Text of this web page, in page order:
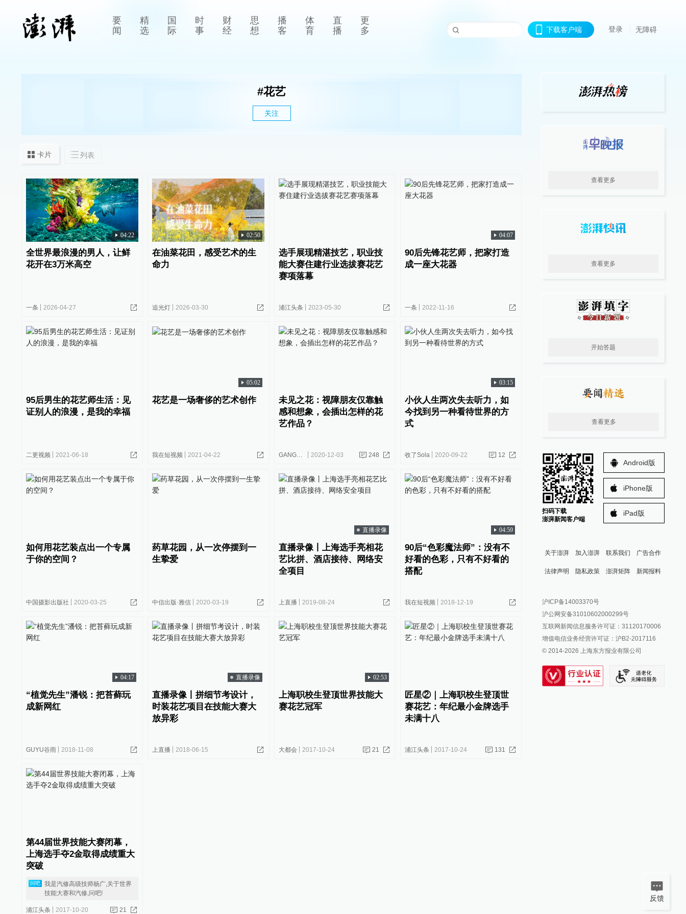
要
闻
精
选
国
际
时
事
财
经
思
想
播
客
体
育
直
播
更
多
下载客户端 登录 无障碍
#花艺
关注
卡片 列表
04:22
全世界最浪漫的男人，让鲜
花开在3万米高空
一条 2026-04-27
02:50
在油菜花田，感受艺术的生
命力
追光灯 2026-03-30
选手展现精湛技艺，职业技
能大赛住建行业选拔赛花艺
赛项落幕
浦江头条 2023-05-30
04:07
90后先锋花艺师，把家打造
成一座大花器
一条 2022-11-16
95后男生的花艺师生活：见
证别人的浪漫，是我的幸福
二更视频 2021-06-18
05:02
花艺是一场奢侈的艺术创作
我在短视频 2021-04-22
未见之花：视障朋友仅靠触
感和想象，会插出怎样的花
艺作品？
GANGSIDA 2020-12-03 248
03:15
小伙人生两次失去听力，如
今找到另一种看待世界的方
式
收了Sola 2020-09-22 12
如何用花艺装点出一个专属
于你的空间？
中国摄影出版社 2020-03-25
药草花园，从一次停摆到一
生挚爱
中信出版·雅信 2020-03-19
直播录像
直播录像丨上海选手亮相花
艺比拼、酒店接待、网络安
全项目
上直播 2019-08-24
04:59
90后“色彩魔法师”：没有不
好看的色彩，只有不好看的
搭配
我在短视频 2018-12-19
04:17
“植觉先生”潘锐：把苔藓玩
成新网红
GUYU谷雨 2018-11-08
直播录像
直播录像丨拼细节考设计，
时装花艺项目在技能大赛大
放异彩
上直播 2018-06-15
02:53
上海职校生登顶世界技能大
赛花艺冠军
大都会 2017-10-24 21
匠星②｜上海职校生登顶世
赛花艺：年纪最小金牌选手
未满十八
浦江头条 2017-10-24 131
第44届世界技能大赛闭幕，
上海选手夺2金取得成绩重大
突破
问吧
我是汽修高级技师杨广,关于世界
技能大赛和汽修,问吧!
浦江头条 2017-10-20 21
查看更多
查看更多
开始答题
查看更多
扫码下载
澎湃新闻客户端
Android版
iPhone版
iPad版
关于澎湃 加入澎湃 联系我们 广告合作
法律声明 隐私政策 澎湃矩阵
澎湃新闻公众号
澎湃新闻抖音号
派生万物开放平台
IP SHANGHAI
SIXTH TONE
新闻报料
报料邮箱: news@thepaper.cn
沪ICP备14003370号
沪公网安备31010602000299号
互联网新闻信息服务许可证：31120170006
增值电信业务经营许可证：沪B2-2017116
© 2014-2026 上海东方报业有限公司
反馈